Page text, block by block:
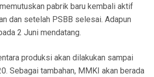
pabrik baru kembali aktif
dan setelah PSBB selesai. Adapun
2 Juni mendatang.
produksi akan dilakukan sampai
Sebagai tambahan, MMKI akan berada